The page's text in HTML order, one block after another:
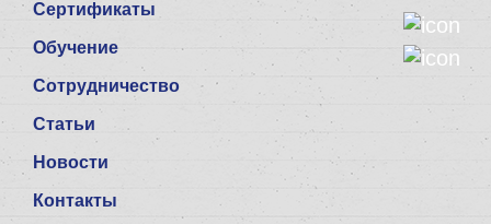
Сертификаты
Обучение
Сотрудничество
Статьи
Новости
Контакты